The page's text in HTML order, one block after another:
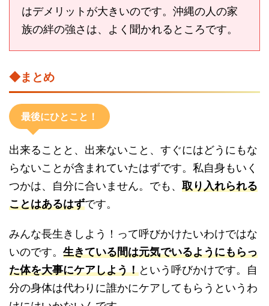
はデメリットが大きいのです。沖縄の人の家
族の絆の強さは、よく聞かれるところです。
◆まとめ
最後にひとこと！
出来ることと、出来ないこと、すぐにはどうにもな
らないことが含まれていたはずです。私自身もいく
つかは、自分に合いません。でも、 取り入れられる
ことはあるはずです。
みんな長生きしよう！って呼びかけたいわけではな
いのです。 生きている間は元気でいるようにもらっ
た体を大事にケアしよう！という呼びかけです。自
分の身体は代わりに誰かにケアしてもらうというわ